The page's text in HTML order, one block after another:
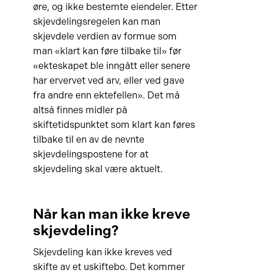
øre, og ikke bestemte eiendeler. Etter
skjevdelingsregelen kan man
skjevdele verdien av formue som
man «klart kan føre tilbake til» før
«ekteskapet ble inngått eller senere
har ervervet ved arv, eller ved gave
fra andre enn ektefellen». Det må
altså finnes midler på
skiftetidspunktet som klart kan føres
tilbake til en av de nevnte
skjevdelingspostene for at
skjevdeling skal være aktuelt.
Når kan man ikke kreve
skjevdeling?
Skjevdeling kan ikke kreves ved
skifte av et uskiftebo. Det kommer